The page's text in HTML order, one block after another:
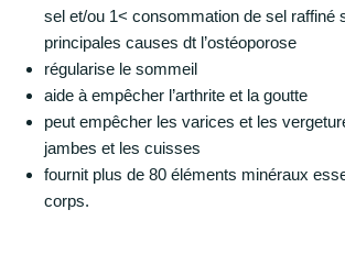
sel et/ou 1< consommation de sel raffiné
principales causes dt l’ostéoporose
régularise le sommeil
aide à empêcher l’arthrite et la goutte
peut empêcher les varices et les
jambes et les cuisses
fournit plus de 80 éléments minéraux
corps.